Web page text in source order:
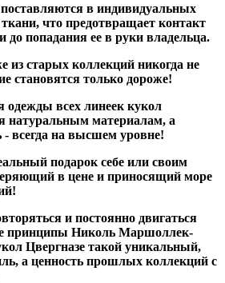
в индивидуальных
что предотвращает контакт
до попадания ее в руки владельца.
из старых коллекций никогда не
становятся только дороже!
всех линеек кукол
натуральным материалам, а
- всегда на высшем уровне!
подарок себе или своим
в цене и приносящий море
и постоянно двигаться
принципы Николь Маршоллек-
Цвергназе такой уникальный,
а ценность прошлых коллекций с